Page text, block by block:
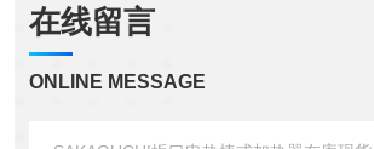
在线留言
ONLINE MESSAGE